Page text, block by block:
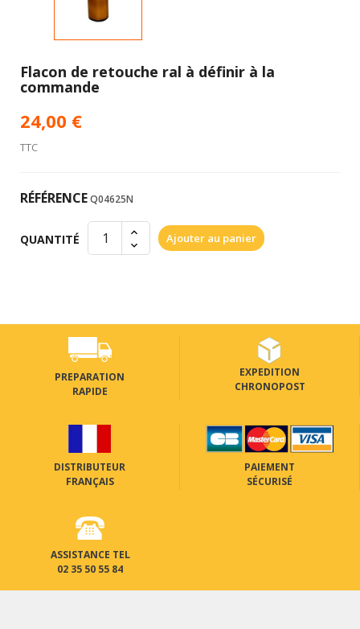
Flacon de retouche ral à définir à la
commande
24,00 €
TTC
RÉFÉRENCEQ04625N
QUANTITÉ Ajouter au panier
PREPARATION
RAPIDE
EXPEDITION
CHRONOPOST
DISTRIBUTEUR
FRANÇAIS
PAIEMENT
SÉCURISÉ
ASSISTANCE TEL
02 35 50 55 84